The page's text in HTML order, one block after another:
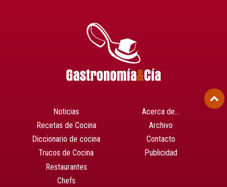
Noticias
Recetas de Cocina
Diccionario de cocina
Trucos de Cocina
Restaurantes
Chefs
Acerca de…
Archivo
Contacto
Publicidad